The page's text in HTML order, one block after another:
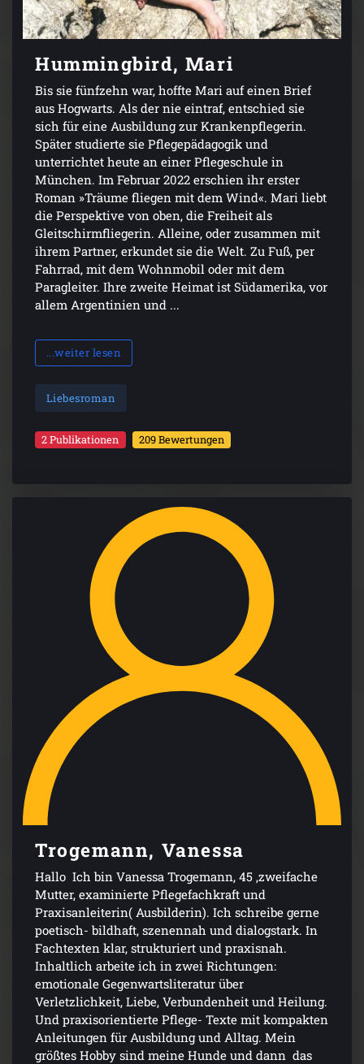
Hummingbird, Mari
Bis sie fünfzehn war, hoffte Mari auf einen Brief
aus Hogwarts. Als der nie eintraf, entschied sie
sich für eine Ausbildung zur Krankenpflegerin.
Später studierte sie Pflegepädagogik und
unterrichtet heute an einer Pflegeschule in
München. Im Februar 2022 erschien ihr erster
Roman »Träume fliegen mit dem Wind«. Mari liebt
die Perspektive von oben, die Freiheit als
Gleitschirmfliegerin. Alleine, oder zusammen mit
ihrem Partner, erkundet sie die Welt. Zu Fuß, per
Fahrrad, mit dem Wohnmobil oder mit dem
Paragleiter. Ihre zweite Heimat ist Südamerika, vor
allem Argentinien und ...
...weiter lesen
Liebesroman
2 Publikationen 209 Bewertungen
Trogemann, Vanessa
Hallo Ich bin Vanessa Trogemann, 45 ,zweifache
Mutter, examinierte Pflegefachkraft und
Praxisanleiterin( Ausbilderin). Ich schreibe gerne
poetisch- bildhaft, szenennah und dialogstark. In
Fachtexten klar, strukturiert und praxisnah.
Inhaltlich arbeite ich in zwei Richtungen:
emotionale Gegenwartsliteratur über
Verletzlichkeit, Liebe, Verbundenheit und Heilung.
Und praxisorientierte Pflege- Texte mit kompakten
Anleitungen für Ausbildung und Alltag. Mein
größtes Hobby sind meine Hunde und dann das